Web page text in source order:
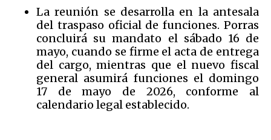
La reunión se desarrolla en la antesala
del traspaso oficial de funciones. Porras
concluirá su mandato el sábado 16 de
mayo, cuando se firme el acta de entrega
del cargo, mientras que el nuevo fiscal
general asumirá funciones el domingo
17 de mayo de 2026, conforme al
calendario legal establecido.